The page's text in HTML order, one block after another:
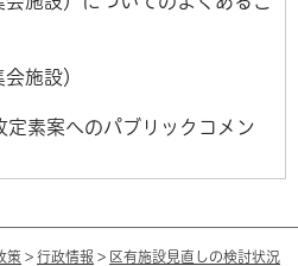
施設）
定素案へのパブリックコメン
策 > 行政情報 > 区有施設見直しの検討状況